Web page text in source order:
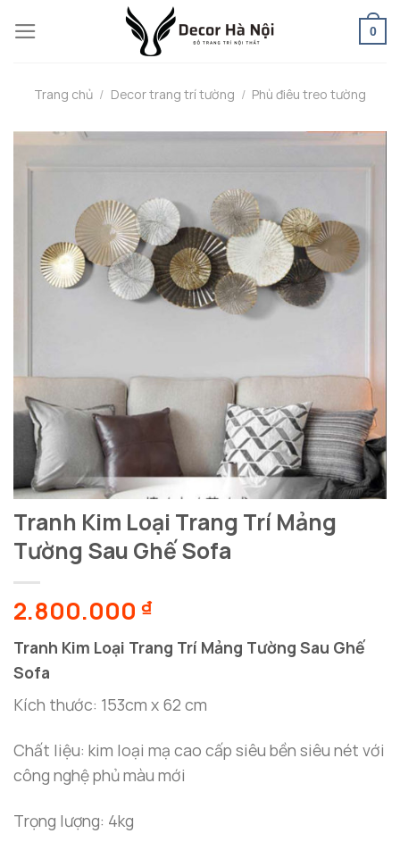
to
0
Trang chủ / Decor trang trí tường / Phù điêu treo tường
Tranh Kim Loại Trang Trí Mảng
Tường Sau Ghế Sofa
2.800.000 ₫
Tranh Kim Loại Trang Trí Mảng Tường Sau Ghế
Sofa
Kích thước: 153cm x 62 cm
Chất liệu: kim loại mạ cao cấp siêu bền siêu nét với
công nghệ phủ màu mới
Trọng lượng: 4kg